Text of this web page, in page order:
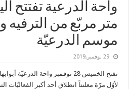
متر مربّع من الترفيه
موسم الدرعيّة
29 نوفمبر,2019
تفتح الخميس 28 نوفمبر واحة
لأوّل مرّة معلنتاً انطلاق أحد أكبر الفعاليّات